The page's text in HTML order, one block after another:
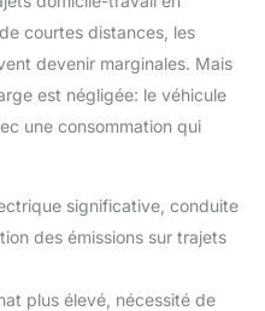
courtes distances, les
devenir marginales. Mais
est négligée: le véhicule
une consommation qui
significative, conduite
des émissions sur trajets
plus élevé, nécessité de